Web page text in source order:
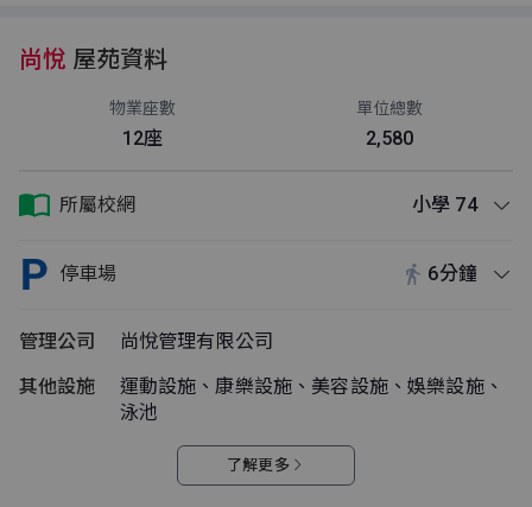
尚悅 屋苑資料
物業座數
12座
單位總數
2,580
所屬校網 小學 74
停車場 6分鐘
管理公司
尚悅管理有限公司
其他設施
運動設施、康樂設施、美容設施、娛樂設施、
泳池
了解更多